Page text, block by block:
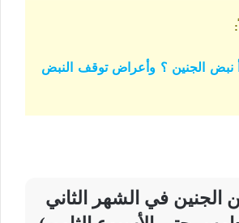
:
نبض الجنين ؟ وأعراض توقف النبض
الجنين في الشهر الثاني